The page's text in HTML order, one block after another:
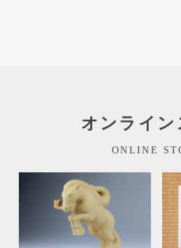
オンライン
ONLINE